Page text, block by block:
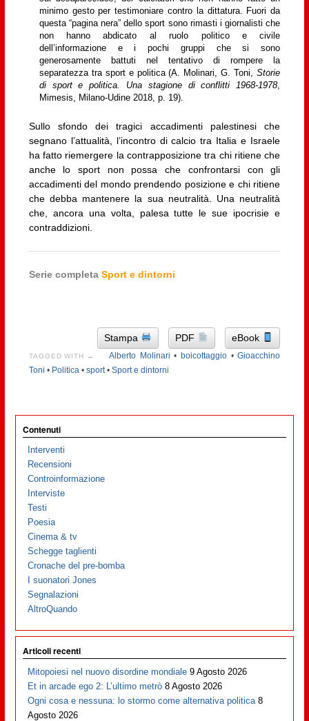
minimo gesto per testimoniare contro la dittatura. Fuori da
questa “pagina nera” dello sport sono rimasti i giornalisti che
non hanno abdicato al ruolo politico e civile
dell’informazione e i pochi gruppi che si sono
generosamente battuti nel tentativo di rompere la
separatezza tra sport e politica (A. Molinari, G. Toni,Storie
di sport e politica. Una stagione di conflitti 1968-1978,
Mimesis, Milano-Udine 2018, p. 19).
Sullo sfondo dei tragici accadimenti palestinesi che
segnano l’attualità, l’incontro di calcio tra Italia e Israele
ha fatto riemergere la contrapposizione tra chi ritiene che
anche lo sport non possa che confrontarsi con gli
accadimenti del mondo prendendo posizione e chi ritiene
che debba mantenere la sua neutralità. Una neutralità
che, ancora una volta, palesa tutte le sue ipocrisie e
contraddizioni.
Serie completa Sport e dintorni
Stampa PDF eBook
TAGGED WITH → Alberto Molinari • boicottaggio•Gioacchino
Toni • Politica• sport• Sport e dintorni
Contenuti
Interventi
Recensioni
Controinformazione
Interviste
Testi
Poesia
Cinema & tv
Schegge taglienti
Cronache del pre-bomba
I suonatori Jones
Segnalazioni
AltroQuando
Articoli recenti
Mitopoiesi nel nuovo disordine mondiale 9 Agosto 2026
Et in arcade ego 2: L’ultimo metrò 8 Agosto 2026
Ogni cosa e nessuna: lo stormo come alternativa politica 8
Agosto 2026